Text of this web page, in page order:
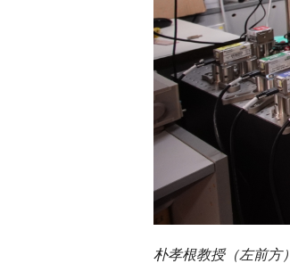
朴孝根教授（左前方